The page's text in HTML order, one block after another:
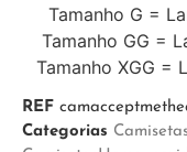
Tamanho G =
Tamanho GG =
Tamanho XGG =
REF
Categorias